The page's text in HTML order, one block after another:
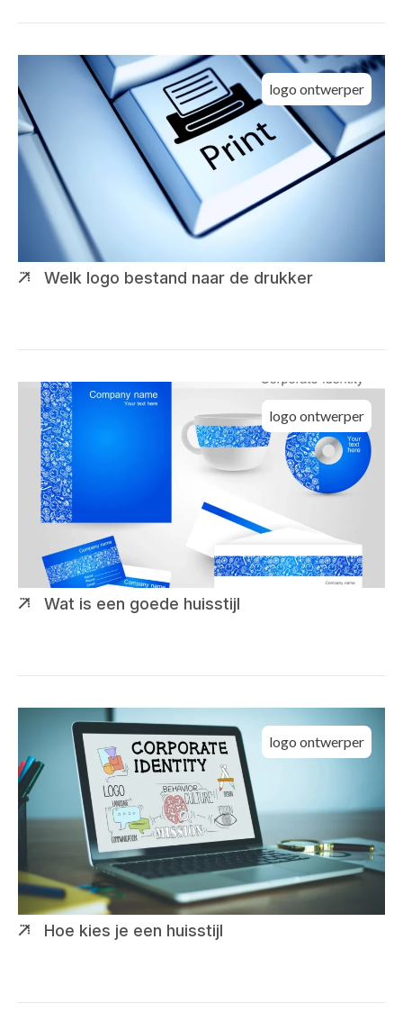
Welk logo bestand naar de drukker
logo ontwerper
Wat is een goede huisstijl
logo ontwerper
Hoe kies je een huisstijl
logo ontwerper